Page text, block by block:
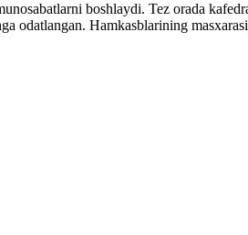
boshlaydi. Tez orada
odatlangan. Hamkasblarining